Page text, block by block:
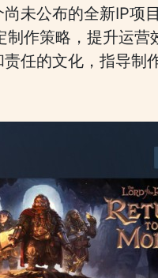
未公布的全新IP项
作策略，提升运营
任的文化，指导制